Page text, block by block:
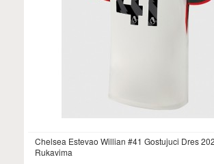
Chelsea Estevao Willian #41 Gostujuci Dres
Rukavima